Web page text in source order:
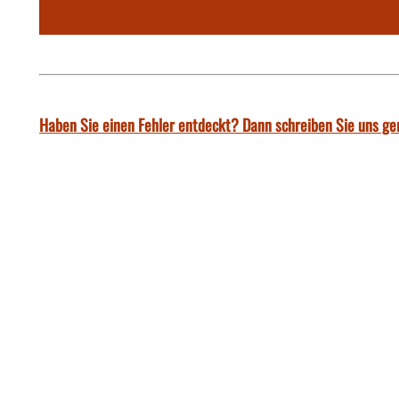
Haben Sie einen Fehler entdeckt? Dann schreiben Sie uns